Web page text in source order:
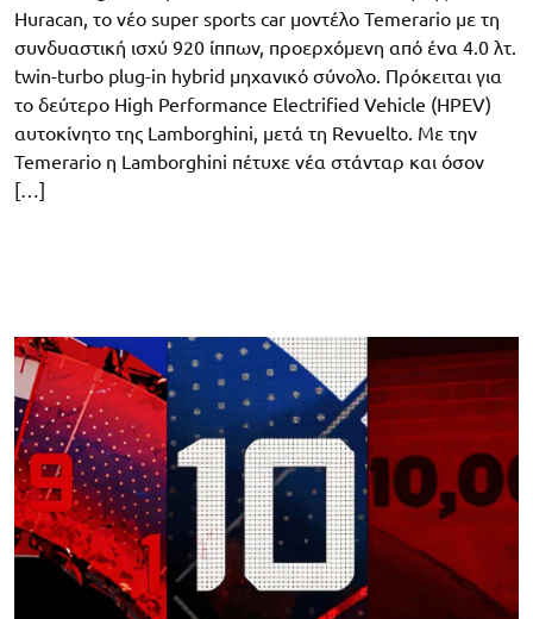
Huracan, το νέο super sports car μοντέλο Temerario με τη
συνδυαστική ισχύ 920 ίππων, προερχόμενη από ένα 4.0 λτ.
twin-turbo plug-in hybrid μηχανικό σύνολο. Πρόκειται για
το δεύτερο High Performance Electrified Vehicle (HPEV)
αυτοκίνητο της Lamborghini, μετά τη Revuelto. Με την
Temerario η Lamborghini πέτυχε νέα στάνταρ και όσον
[…]